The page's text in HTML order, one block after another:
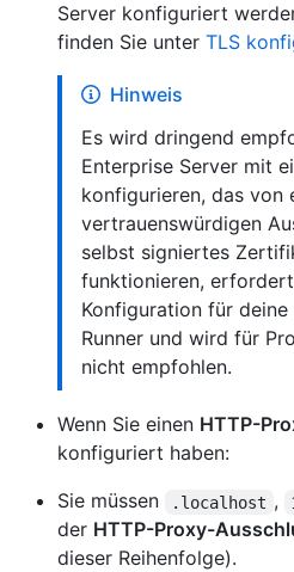
Server konfiguriert
finden Sie unter TLS
Hinweis
Es wird dringend
Enterprise Server mit
konfigurieren, das von
vertrauenswürdigen
selbst signiertes
funktionieren,
Konfiguration für
Runner und wird für
nicht empfohlen.
Wenn Sie einen HTTP-
konfiguriert haben:
Sie müssen
.localhost ,
der HTTP-Proxy-
dieser Reihenfolge).